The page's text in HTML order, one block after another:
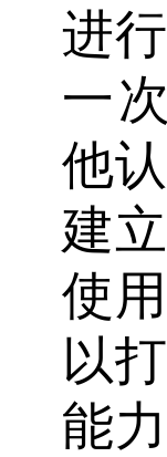
进
一
他
建
使
以
能